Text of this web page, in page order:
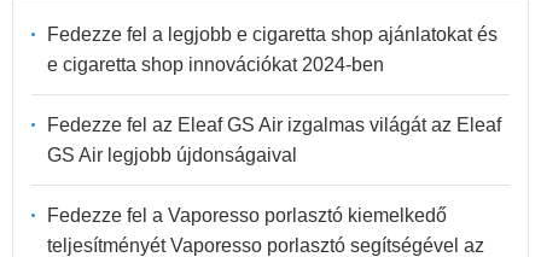
Fedezze fel a legjobb e cigaretta shop ajánlatokat és
e cigaretta shop innovációkat 2024-ben
Fedezze fel az Eleaf GS Air izgalmas világát az Eleaf
GS Air legjobb újdonságaival
Fedezze fel a Vaporesso porlasztó kiemelkedő
teljesítményét Vaporesso porlasztó segítségével az